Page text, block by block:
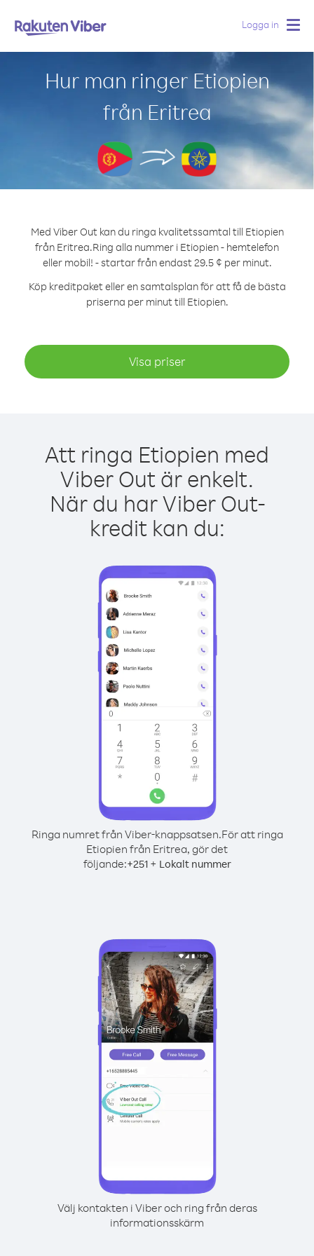
Logga in
Hur man ringer Etiopien
från Eritrea
Med Viber Out kan du ringa kvalitetssamtal till Etiopien
från Eritrea.Ring alla nummer i Etiopien - hemtelefon
eller mobil! - startar från endast 29.5 ¢ per minut.
Köp kreditpaket eller en samtalsplan för att få de bästa
priserna per minut till Etiopien.
Visa priser
Att ringa Etiopien med
Viber Out är enkelt.
När du har Viber Out-
kredit kan du:
Ringa numret från Viber-knappsatsen.För att ringa
Etiopien från Eritrea, gör det
följande:+251+ Lokalt nummer
Välj kontakten i Viber och ring från deras
informationsskärm